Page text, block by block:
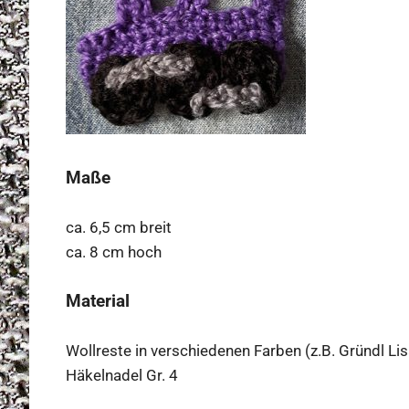
Maße
ca. 6,5 cm breit
ca. 8 cm hoch
Material
Wollreste in verschiedenen Farben (z.B. Gründl
Häkelnadel Gr. 4